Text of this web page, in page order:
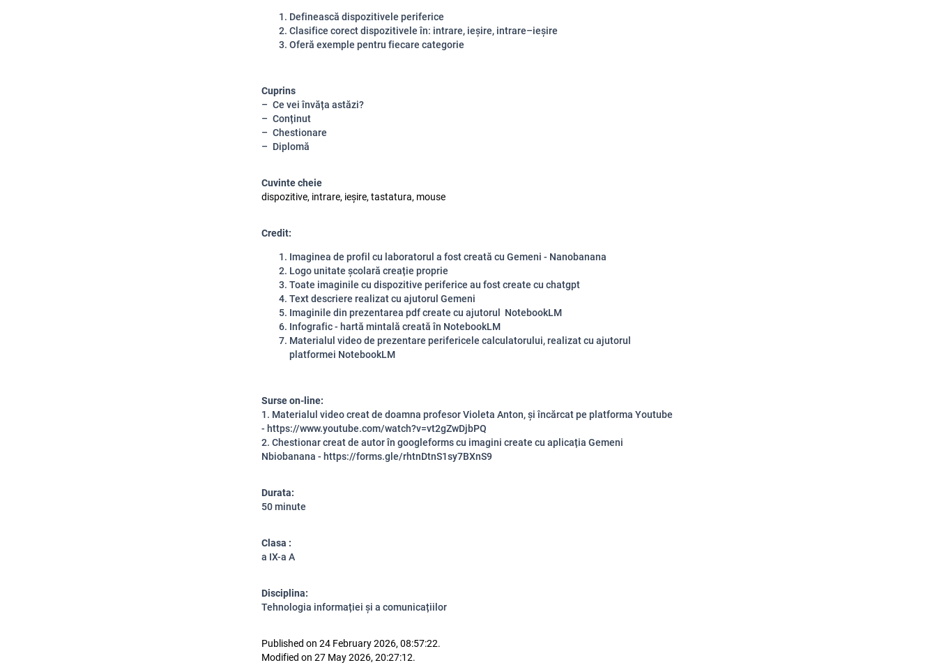
Definească dispozitivele periferice
Clasifice corect dispozitivele în: intrare, ieșire, intrare–ieșire
Oferă exemple pentru fiecare categorie
Cuprins
Ce vei învăța astăzi?
Conținut
Chestionare
Diplomă
Cuvinte cheie
dispozitive, intrare, ieșire, tastatura, mouse
Credit:
Imaginea de profil cu laboratorul a fost creată cu Gemeni - Nanobanana
Logo unitate școlară creație proprie
Toate imaginile cu dispozitive periferice au fost create cu chatgpt
Text descriere realizat cu ajutorul Gemeni
Imaginile din prezentarea pdf create cu ajutorul NotebookLM
Infografic - hartă mintală creată în NotebookLM
Materialul video de prezentare perifericele calculatorului, realizat cu ajutorul
platformei NotebookLM
Surse on-line:
1. Materialul video creat de doamna profesor Violeta Anton, și încărcat pe platforma Youtube
- https://www.youtube.com/watch?v=vt2gZwDjbPQ
2. Chestionar creat de autor în googleforms cu imagini create cu aplicația Gemeni
Nbiobanana - https://forms.gle/rhtnDtnS1sy7BXnS9
Durata:
50 minute
Clasa :
a IX-a A
Disciplina:
Tehnologia informației și a comunicațiilor
Published on 24 February 2026, 08:57:22.
Modified on 27 May 2026, 20:27:12.